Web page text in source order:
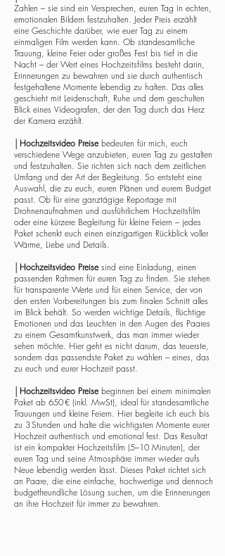
Zahlen – sie sind ein Versprechen, euren Tag in echten,
emotionalen Bildern festzuhalten. Jeder Preis erzählt
eine Geschichte darüber, wie euer Tag zu einem
einmaligen Film werden kann. Ob standesamtliche
Trauung, kleine Feier oder großes Fest bis tief in die
Nacht – der Wert eines Hochzeitsfilms besteht darin,
Erinnerungen zu bewahren und sie durch authentisch
festgehaltene Momente lebendig zu halten. Das alles
geschieht mit Leidenschaft, Ruhe und dem geschulten
Blick eines Videografen, der den Tag durch das Herz
der Kamera erzählt.
Hochzeitsvideo Preisebedeuten für mich, euch
verschiedene Wege anzubieten, euren Tag zu gestalten
und festzuhalten. Sie richten sich nach dem zeitlichen
Umfang und der Art der Begleitung. So entsteht eine
Auswahl, die zu euch, euren Plänen und eurem Budget
passt. Ob für eine ganztägige Reportage mit
Drohnenaufnahmen und ausführlichem Hochzeitsfilm
oder eine kürzere Begleitung für kleine Feiern – jedes
Paket schenkt euch einen einzigartigen Rückblick voller
Wärme, Liebe und Details.
Hochzeitsvideo Preisesind eine Einladung, einen
passenden Rahmen für euren Tag zu finden. Sie stehen
für transparente Werte und für einen Service, der von
den ersten Vorbereitungen bis zum finalen Schnitt alles
im Blick behält. So werden wichtige Details, flüchtige
Emotionen und das Leuchten in den Augen des Paares
zu einem Gesamtkunstwerk, das man immer wieder
sehen möchte. Hier geht es nicht darum, das teuerste,
sondern das passendste Paket zu wählen – eines, das
zu euch und eurer Hochzeit passt.
Hochzeitsvideo Preisebeginnen bei einem minimalen
Paket ab 650 € (inkl. MwSt), ideal für standesamtliche
Trauungen und kleine Feiern. Hier begleite ich euch bis
zu 3 Stunden und halte die wichtigsten Momente eurer
Hochzeit authentisch und emotional fest. Das Resultat
ist ein kompakter Hochzeitsfilm (5–10 Minuten), der
euren Tag und seine Atmosphäre immer wieder aufs
Neue lebendig werden lässt. Dieses Paket richtet sich
an Paare, die eine einfache, hochwertige und dennoch
budgetfreundliche Lösung suchen, um die Erinnerungen
an ihre Hochzeit für immer zu bewahren.